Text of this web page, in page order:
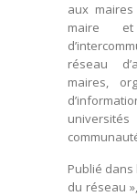
aux
maire
réseau
maires,
Publié dans
du réseau